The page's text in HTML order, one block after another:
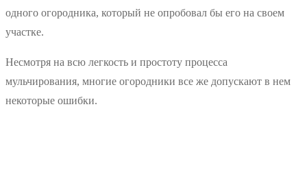
одного огородника, который не опробовал бы его на своем
участке.
Несмотря на всю легкость и простоту процесса
мульчирования, многие огородники все же допускают в нем
некоторые ошибки.